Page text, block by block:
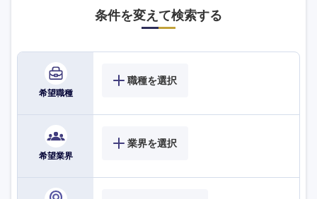
条件を変えて検索する
希望職種
職種を選択
希望業界
業界を選択